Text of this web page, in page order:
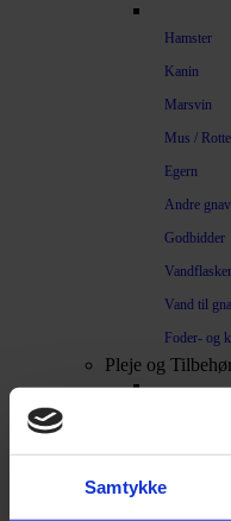
Samtykke
Hamster
Kanin
Marsvin
Mus /
Egern
Andre
Godbidder
Vand til
Foder- og
Pleje og
Toilet